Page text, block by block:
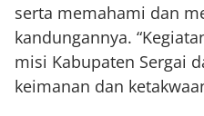
serta memahami dan
kandungannya.
misi Kabupaten Sergai
keimanan dan